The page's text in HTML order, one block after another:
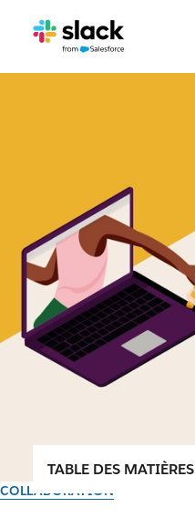
COLLABORATION
TABLE DES MATIÈRES